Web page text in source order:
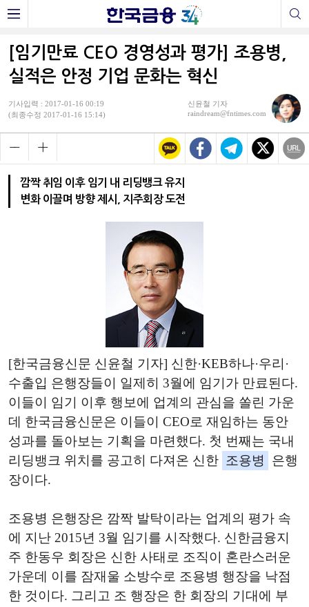
[임기만료 CEO 경영성과 평가] 조용병,
실적은 안정 기업 문화는 혁신
기사입력 : 2017-01-16 00:19
(최종수정 2017-01-16 15:14)
신윤철 기자
raindream@fntimes.com
깜짝 취임 이후 임기 내 리딩뱅크 유지
변화 이끌며 방향 제시, 지주회장 도전
[한국금융신문 신윤철 기자] 신한·KEB하나·우리·
수출입 은행장들이 일제히 3월에 임기가 만료된다.
이들이 임기 이후 행보에 업계의 관심을 쏠린 가운
데 한국금융신문은 이들이 CEO로 재임하는 동안
성과를 돌아보는 기획을 마련했다. 첫 번째는 국내
리딩뱅크 위치를 공고히 다져온 신한 조용병
은행
장이다.
조용병 은행장은 깜짝 발탁이라는 업계의 평가 속
에 지난 2015년 3월 임기를 시작했다. 신한금융지
주 한동우 회장은 신한 사태로 조직이 혼란스러운
가운데 이를 잠재울 소방수로 조용병 행장을 낙점
한 것이다. 그리고 조 행장은 한 회장의 기대에 부